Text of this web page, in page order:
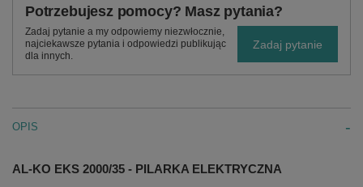
Potrzebujesz pomocy? Masz pytania?
Zadaj pytanie a my odpowiemy niezwłocznie,
najciekawsze pytania i odpowiedzi publikując
dla innych.
Zadaj pytanie
OPIS
AL-KO EKS 2000/35 - PILARKA ELEKTRYCZNA